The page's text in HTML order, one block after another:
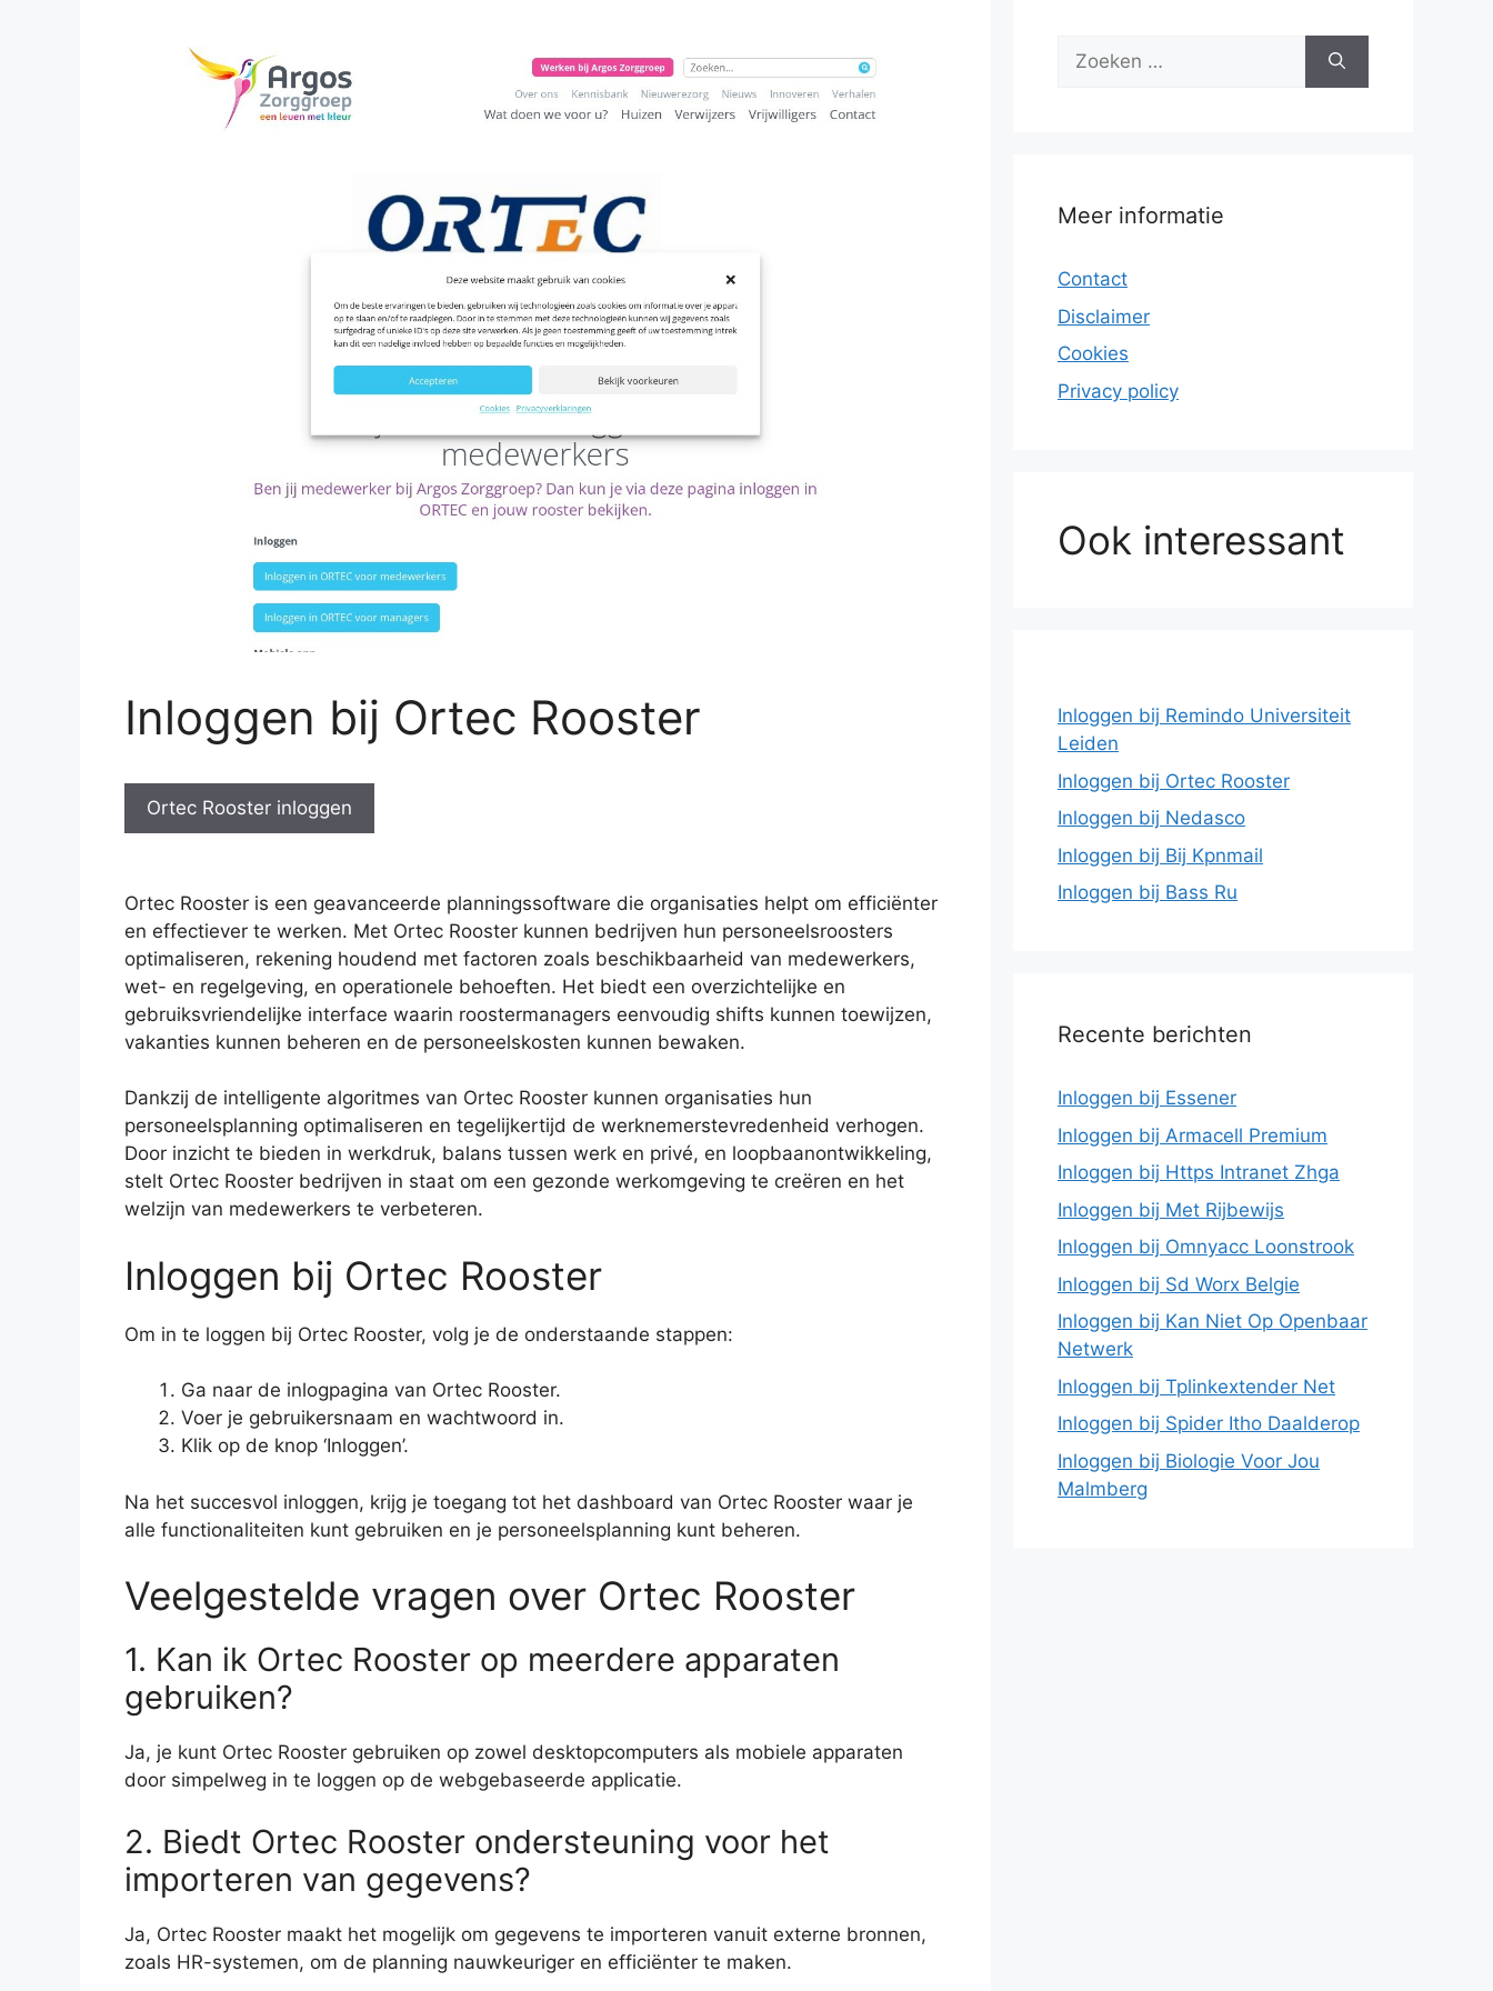
Inloggen bij Ortec Rooster
Ortec Rooster inloggen
Ortec Rooster is een geavanceerde planningssoftware die organisaties helpt om efficiënter
en effectiever te werken. Met Ortec Rooster kunnen bedrijven hun personeelsroosters
optimaliseren, rekening houdend met factoren zoals beschikbaarheid van medewerkers,
wet- en regelgeving, en operationele behoeften. Het biedt een overzichtelijke en
gebruiksvriendelijke interface waarin roostermanagers eenvoudig shifts kunnen toewijzen,
vakanties kunnen beheren en de personeelskosten kunnen bewaken.
Dankzij de intelligente algoritmes van Ortec Rooster kunnen organisaties hun
personeelsplanning optimaliseren en tegelijkertijd de werknemerstevredenheid verhogen.
Door inzicht te bieden in werkdruk, balans tussen werk en privé, en loopbaanontwikkeling,
stelt Ortec Rooster bedrijven in staat om een gezonde werkomgeving te creëren en het
welzijn van medewerkers te verbeteren.
Inloggen bij Ortec Rooster
Om in te loggen bij Ortec Rooster, volg je de onderstaande stappen:
Ga naar de inlogpagina van Ortec Rooster.
Voer je gebruikersnaam en wachtwoord in.
Klik op de knop ‘Inloggen’.
Na het succesvol inloggen, krijg je toegang tot het dashboard van Ortec Rooster waar je
alle functionaliteiten kunt gebruiken en je personeelsplanning kunt beheren.
Veelgestelde vragen over Ortec Rooster
1. Kan ik Ortec Rooster op meerdere apparaten
gebruiken?
Ja, je kunt Ortec Rooster gebruiken op zowel desktopcomputers als mobiele apparaten
door simpelweg in te loggen op de webgebaseerde applicatie.
2. Biedt Ortec Rooster ondersteuning voor het
importeren van gegevens?
Ja, Ortec Rooster maakt het mogelijk om gegevens te importeren vanuit externe bronnen,
zoals HR-systemen, om de planning nauwkeuriger en efficiënter te maken.
Zoek
Meer informatie
Contact
Disclaimer
Cookies
Privacy policy
Ook interessant
Inloggen bij Remindo Universiteit
Leiden
Inloggen bij Ortec Rooster
Inloggen bij Nedasco
Inloggen bij Bij Kpnmail
Inloggen bij Bass Ru
Recente berichten
Inloggen bij Essener
Inloggen bij Armacell Premium
Inloggen bij Https Intranet Zhga
Inloggen bij Met Rijbewijs
Inloggen bij Omnyacc Loonstrook
Inloggen bij Sd Worx Belgie
Inloggen bij Kan Niet Op Openbaar
Netwerk
Inloggen bij Tplinkextender Net
Inloggen bij Spider Itho Daalderop
Inloggen bij Biologie Voor Jou
Malmberg